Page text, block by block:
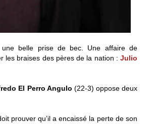
une belle prise de bec. Une affaire de
les braises des pères de la nation : Julio
El Perro Angulo (22-3) oppose deux
prouver qu’il a encaissé la perte de son